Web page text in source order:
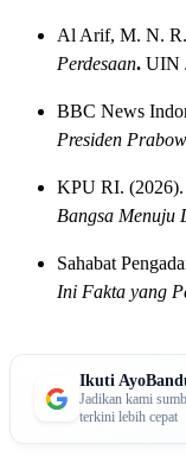
Al Arif, M. N. R.
Perdesaan. UIN
BBC News
Presiden
KPU RI. (2026).
Bangsa Menuju
Sahabat
Ini Fakta yang
Ikuti
Jadikan kami
terkini lebih cepat